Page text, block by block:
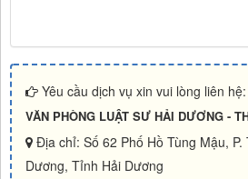
Yêu cầu dịch vụ xin vui lòng liên hệ:
VĂN PHÒNG LUẬT SƯ HẢI DƯƠNG -
Địa chỉ: Số 62 Phố Hồ Tùng Mậu, P.
Dương, Tỉnh Hải Dương